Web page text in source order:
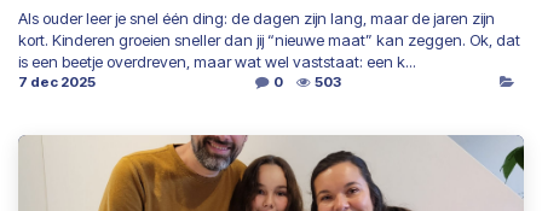
Als ouder leer je snel één ding: de dagen zijn lang, maar de jaren zijn
kort. Kinderen groeien sneller dan jij “nieuwe maat” kan zeggen. Ok, dat
is een beetje overdreven, maar wat wel vaststaat: een k...
7 dec 2025 0 503